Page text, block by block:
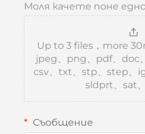
Моля качете поне
Up to 3 files，more
jpeg、png、pdf、doc
csv、txt、stp、step、
sldprt、sat
Съобщение